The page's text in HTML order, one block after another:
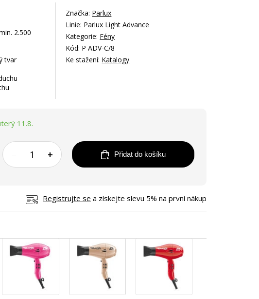
2.500
tvar
Značka: Parlux
Linie: Parlux Light Advance
Kategorie: Fény
Kód: P ADV-C/8
Ke stažení: Katalogy
11.8.
+ Přidat do košíku
Registrujte se a získejte slevu 5% na první nákup